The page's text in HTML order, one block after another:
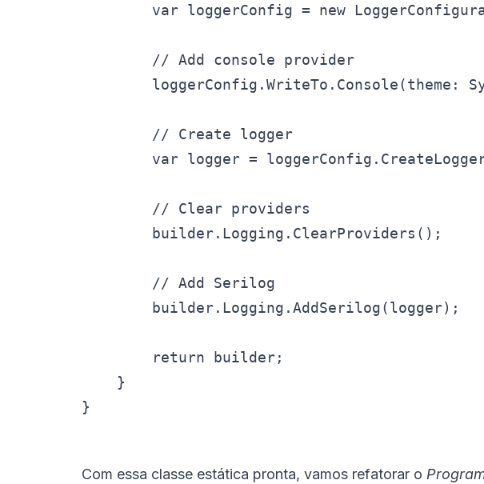
var loggerConfig = new
        // Add console provider
loggerConfig.WriteTo.Console(theme:
        // Create logger
var logger =
        // Clear providers
        builder.Logging.ClearProviders();
        // Add Serilog
        builder.Logging.AddSerilog(logger);
        return builder;
    }
}
Com essa classe estática pronta, vamos refatorar o